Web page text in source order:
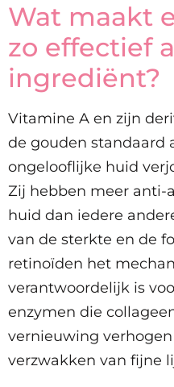
Wat maakt
zo effectief
ingrediënt?
Vitamine A en zijn
de gouden standaard
ongelooflijke huid
Zij hebben meer anti-
huid dan iedere
van de sterkte en de
retinoïden het
verantwoordelijk is
enzymen die
vernieuwing
verzwakken van fijne